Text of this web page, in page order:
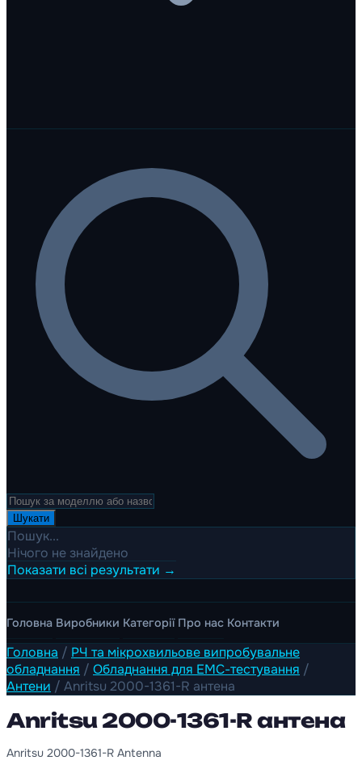
Шукати
Пошук...
Нічого не знайдено
Показати всі результати →
Головна Виробники Категорії Про нас Контакти
Головна / РЧ та мікрохвильове випробувальне
обладнання / Обладнання для ЕМС-тестування /
Антени / Anritsu 2000-1361-R антена
Anritsu 2000-1361-R антена
Anritsu 2000-1361-R Antenna